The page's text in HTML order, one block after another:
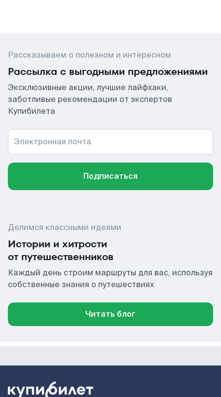
Рассказываем о полезном и интересном
Рассылка с выгодными предложениями
Эксклюзивные акции, лучшие лайфхаки,
заботливые рекомендации от экспертов
Купибилета
Электронная почта
Подписаться
Делимся классными идеями
Истории и хитрости
от путешественников
Каждый день строим маршруты для вас, используя
собственные знания о путешествиях
Читать блог